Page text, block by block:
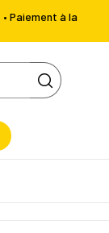
Paiement à la